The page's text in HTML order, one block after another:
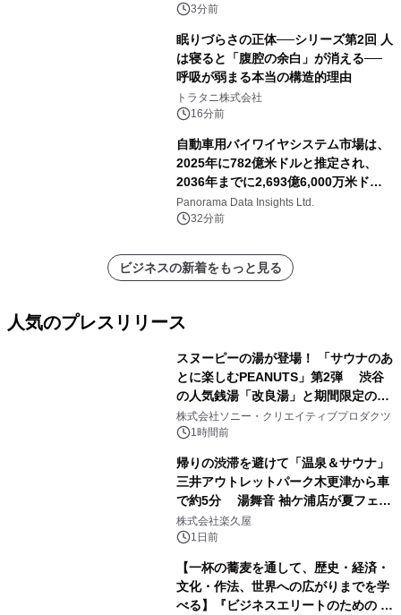
24日（月）発売
3分前
眠りづらさの正体──シリーズ第2回 人
は寝ると「腹腔の余白」が消える──
呼吸が弱まる本当の構造的理由
トラタニ株式会社
16分前
自動車用バイワイヤシステム市場は、
2025年に782億米ドルと推定され、
2036年までに2,693億6,000万米ドル
に達すると予測されており、予測期間
（2026年～2036年）
Panorama Data Insights Ltd.
32分前
ビジネスの新着をもっと見る
人気のプレスリリース
スヌーピーの湯が登場！ 「サウナのあ
とに楽しむPEANUTS」第2弾 渋谷
の人気銭湯「改良湯」と期間限定のコ
ラボレーション サウナイキタイコラ
ボグッズも発売決定！
株式会社ソニー・クリエイティブプロダクツ
1時間前
帰りの渋滞を避けて「温泉＆サウナ」
三井アウトレットパーク木更津から車
で約5分 湯舞音 袖ケ浦店が夏フェア
メニューを提供
株式会社楽久屋
1日前
【一杯の蕎麦を通して、歴史・経済・
文化・作法、世界への広がりまでを学
べる】『ビジネスエリートのための 教